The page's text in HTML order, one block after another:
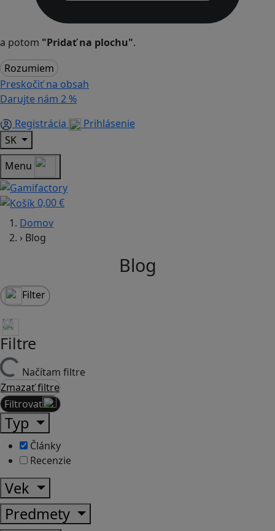
a potom "Pridať na plochu".
Rozumiem
Preskočiť na obsah
Darujte nám 2 %
Registrácia
Prihlásenie
SK
Menu
0,00 €
Domov
› Blog
Blog
Filter
Filtre
Načítam filtre
Zmazať filtre
Filtrovať
Typ
Články
Recenzie
Vek
Predmety